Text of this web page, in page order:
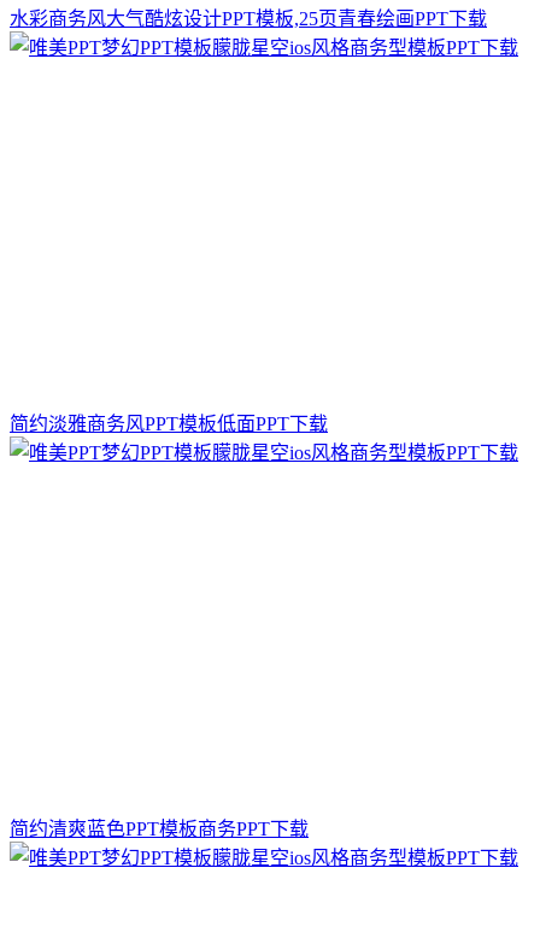
水彩商务风大气酷炫设计PPT模板,25页青春绘画PPT下载
简约淡雅商务风PPT模板低面PPT下载
简约清爽蓝色PPT模板商务PPT下载